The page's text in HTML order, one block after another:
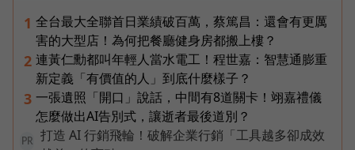
1 全台最大全聯首日業績破百萬，蔡篤昌：還會有更厲
害的大型店！為何把餐廳健身房都搬上樓？
2 連黃仁勳都叫年輕人當水電工！程世嘉：智慧通膨重
新定義「有價值的人」到底什麼樣子？
3 一張遺照「開口」說話，中間有8道關卡！翊嘉禮儀
怎麼做出AI告別式，讓逝者最後道別？
PR
打造 AI 行銷飛輪！破解企業行銷「工具越多卻成效